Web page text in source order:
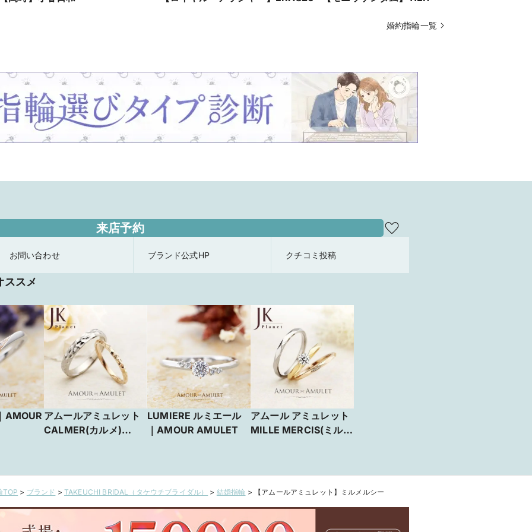
婚約指輪一覧
来店予約
お問い合わせ ブランド公式HP クチコミ投稿
ススメ
AMOUR アムールアミュレット
CALMER(カルメ)
宮・名古屋・九州】
LUMIERE ルミエール
｜AMOUR AMULET
アムール アミュレット
MILLE MERCIS(ミルメ
浜・大宮・名古屋・九
州】
TOP > ブランド > TAKEUCHI BRIDAL（タケウチブライダル） > 結婚指輪 > 【アムールアミュレット】ミルメルシー